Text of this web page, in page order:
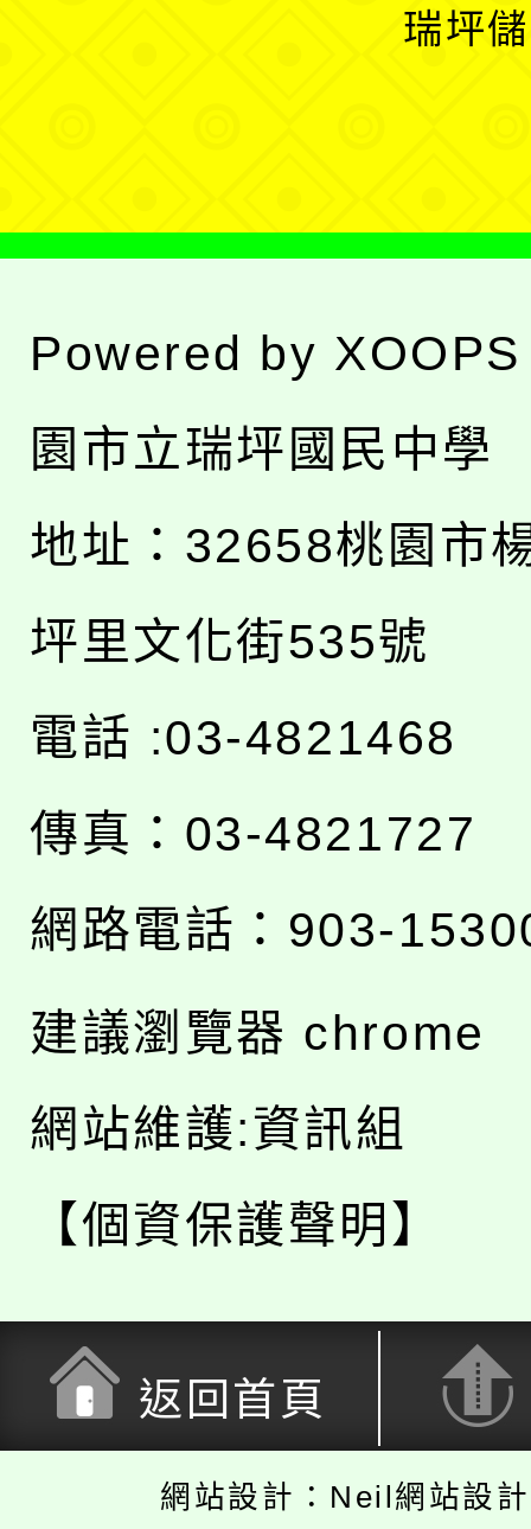
瑞坪
Powered by XOOPS
園市立瑞坪國民中學
地址： 32658桃園市
坪里文化街535號
電話 :03-4821468
傳真：03-4821727
網路電話：903-
建議瀏覽器 chrome
網站維護:資訊組
【個資保護聲明】
返回首頁
網站設計：Neil網站設